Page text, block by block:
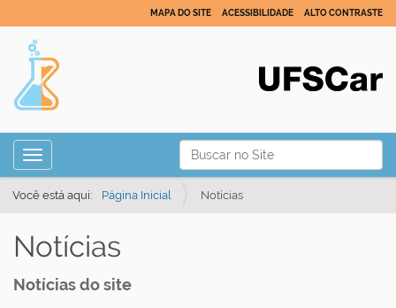
Busca
Busca Avançada…
MAPA DO SITE ACESSIBILIDADE ALTO CONTRASTE
Toggle navigation
Você está aqui: Página Inicial Notícias
Notícias
Notícias do site